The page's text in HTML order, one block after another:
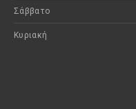
Σάββατο
Κυριακή